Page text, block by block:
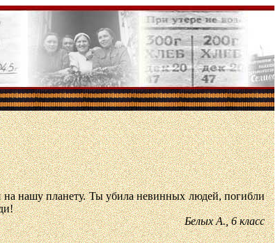
на нашу планету. Ты убила невинных людей, погибли
Белых А., 6 класс